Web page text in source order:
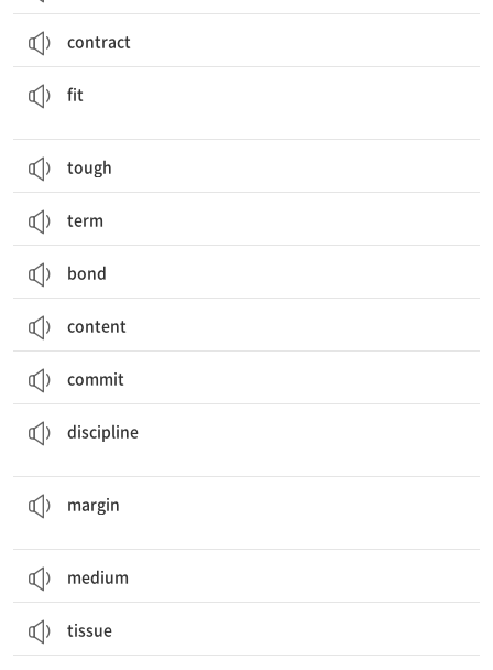
contract
fit
tough
term
bond
content
commit
discipline
margin
medium
tissue